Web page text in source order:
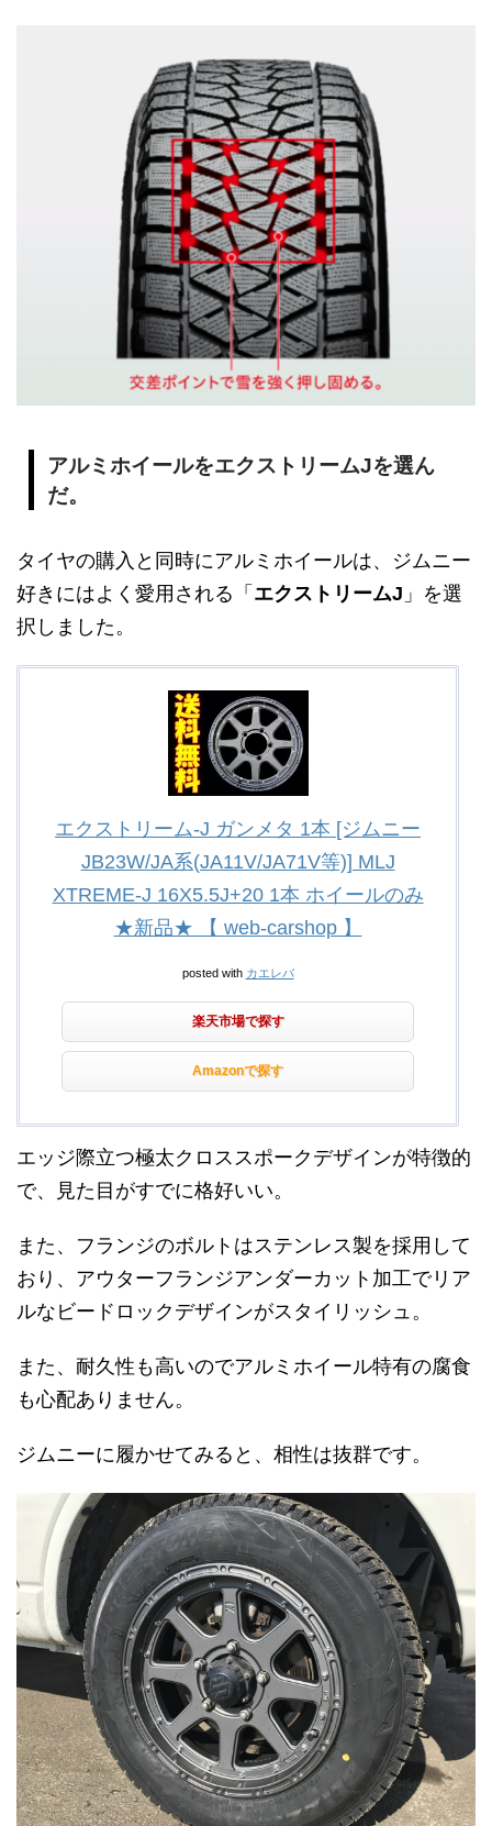
アルミホイールをエクストリームJを選ん
だ。
タイヤの購入と同時にアルミホイールは、ジムニー
好きにはよく愛用される「 エクストリームJ 」を選
択しました。
エクストリーム-J ガンメタ 1本 [ジムニー
JB23W/JA系(JA11V/JA71V等)] MLJ
XTREME-J 16X5.5J+20 1本 ホイールのみ
★新品★ 【 web-carshop 】
posted with カエレバ
楽天市場で探す
Amazonで探す
エッジ際立つ極太クロススポークデザインが特徴的
で、見た目がすでに格好いい。
また、フランジのボルトはステンレス製を採用して
おり、アウターフランジアンダーカット加工でリア
ルなビードロックデザインがスタイリッシュ。
また、耐久性も高いのでアルミホイール特有の腐食
も心配ありません。
ジムニーに履かせてみると、相性は抜群です。